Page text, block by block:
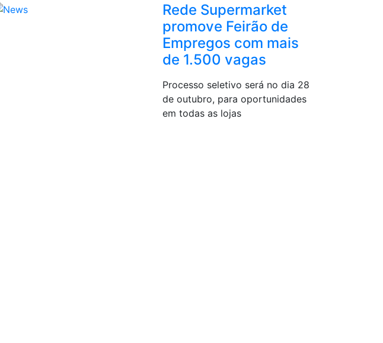
Rede Supermarket
promove Feirão de
Empregos com mais
de 1.500 vagas
Processo seletivo será no dia 28
de outubro, para oportunidades
em todas as lojas